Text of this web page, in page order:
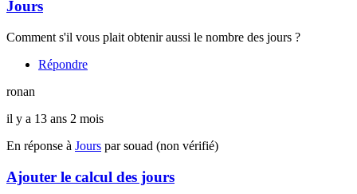
Jours
Comment s'il vous plait obtenir aussi le nombre des jours ?
Répondre
ronan
il y a 13 ans 2 mois
En réponse à Jours parsouad (non vérifié)
Ajouter le calcul des jours